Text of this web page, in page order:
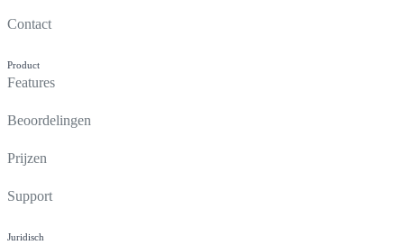
Contact
Product
Features
Beoordelingen
Prijzen
Support
Juridisch